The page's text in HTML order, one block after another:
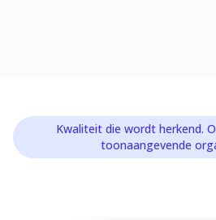
Kwaliteit die wordt herkend.
toonaangevende